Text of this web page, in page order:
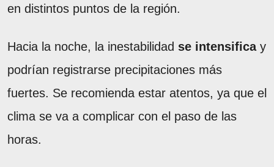
en distintos puntos de la región.
Hacia la noche, la inestabilidad se intensificay
podrían registrarse precipitaciones más
fuertes. Se recomienda estar atentos, ya que el
clima se va a complicar con el paso de las
horas.